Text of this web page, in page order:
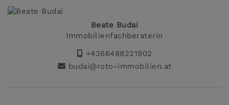
Beate Budai
Immobilienfachberaterin
+4366488221902
budai@roto-immobilien.at